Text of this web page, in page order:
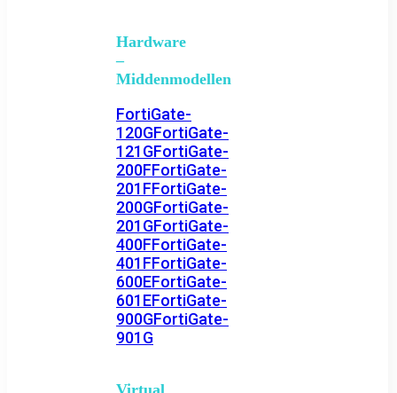
Hardware
–
Middenmodellen
FortiGate-
120GFortiGate-
121GFortiGate-
200FFortiGate-
201FFortiGate-
200GFortiGate-
201GFortiGate-
400FFortiGate-
401FFortiGate-
600EFortiGate-
601EFortiGate-
900GFortiGate-
901G
Virtual